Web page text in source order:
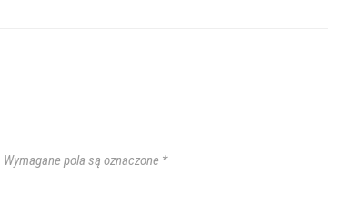
Wymagane pola są oznaczone *